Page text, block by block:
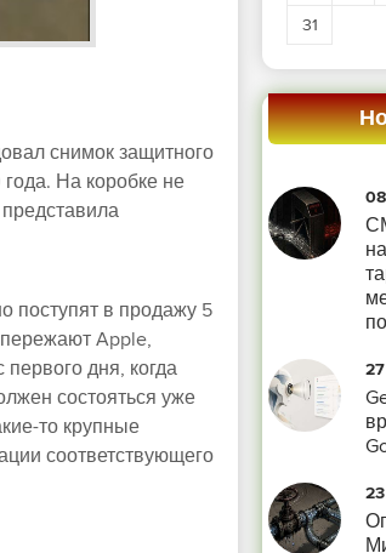
снимок защитного
На коробке не
поступят в продажу 5
Apple,
дня, когда
состояться уже
то крупные
соответствующего
31